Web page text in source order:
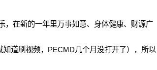
，在新的一年里万事如意、身体健康、财源广
道刷视频，PECMD几个月没打开了），所以